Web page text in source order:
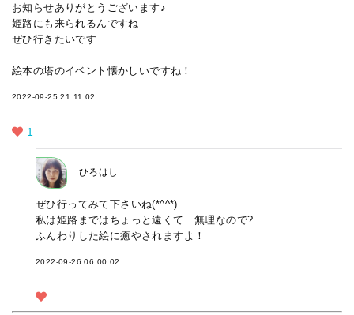
お知らせありがとうございます♪
姫路にも来られるんですね
ぜひ行きたいです
絵本の塔のイベント懐かしいですね！
2022-09-25 21:11:02
1
ひろはし
ぜひ行ってみて下さいね(*^^*)
私は姫路まではちょっと遠くて…無理なので?
ふんわりした絵に癒やされますよ！
2022-09-26 06:00:02